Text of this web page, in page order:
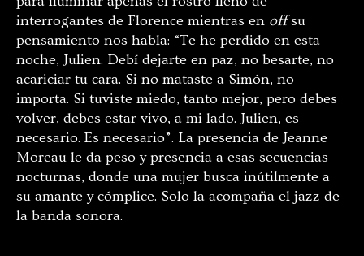
interrogantes de Florence mientras en offsu
pensamiento nos habla: “Te he perdido en esta
noche, Julien. Debí dejarte en paz, no besarte, no
acariciar tu cara. Si no mataste a Simón, no
importa. Si tuviste miedo, tanto mejor, pero debes
volver, debes estar vivo, a mi lado. Julien, es
necesario. Es necesario”. La presencia de Jeanne
Moreau le da peso y presencia a esas secuencias
nocturnas, donde una mujer busca inútilmente a
su amante y cómplice. Solo la acompaña el jazz de
la banda sonora.